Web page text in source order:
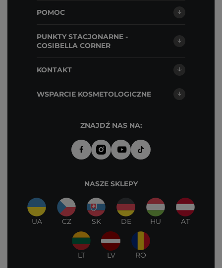
POMOC
PUNKTY STACJONARNE -
COSIBELLA CORNER
KONTAKT
WSPARCIE KOSMETOLOGICZNE
ZNAJDŹ NAS NA:
NASZE SKLEPY
UA CZ SK DE HU AT
LT LV RO